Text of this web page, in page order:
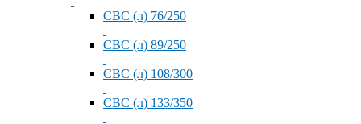
СВС (л) 76/250
СВС (л) 89/250
СВС (л) 108/300
СВС (л) 133/350